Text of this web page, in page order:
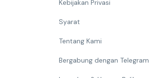
Kebijakan Privasi
Syarat
Tentang Kami
Bergabung dengan Telegram